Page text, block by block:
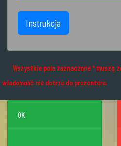
Instrukcja
Wszystkie pola zaznaczone * muszą
wiadomość nie dotrze do prezentera.
OK